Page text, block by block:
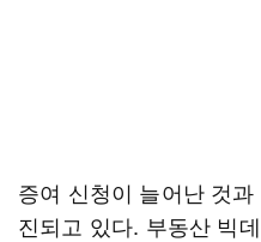
증여 신청이 늘어난 것
진되고 있다. 부동산 빅